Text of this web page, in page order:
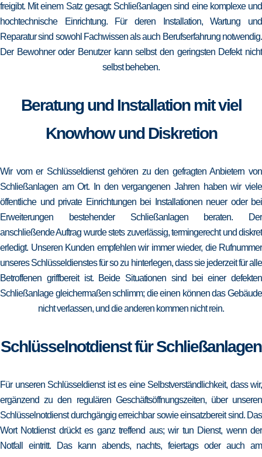
freigibt. Mit einem Satz gesagt: Schließanlagen sind eine komplexe und
hochtechnische Einrichtung. Für deren Installation, Wartung und
Reparatur sind sowohl Fachwissen als auch Berufserfahrung notwendig.
Der Bewohner oder Benutzer kann selbst den geringsten Defekt nicht
selbst beheben.
Beratung und Installation mit viel
Knowhow und Diskretion
Wir vom er Schlüsseldienst gehören zu den gefragten Anbietern von
Schließanlagen am Ort. In den vergangenen Jahren haben wir viele
öffentliche und private Einrichtungen bei Installationen neuer oder bei
Erweiterungen bestehender Schließanlagen beraten. Der
anschließende Auftrag wurde stets zuverlässig, termingerecht und diskret
erledigt. Unseren Kunden empfehlen wir immer wieder, die Rufnummer
unseres Schlüsseldienstes für so zu hinterlegen, dass sie jederzeit für alle
Betroffenen griffbereit ist. Beide Situationen sind bei einer defekten
Schließanlage gleichermaßen schlimm; die einen können das Gebäude
nicht verlassen, und die anderen kommen nicht rein.
Schlüsselnotdienst für Schließanlagen
Für unseren Schlüsseldienst ist es eine Selbstverständlichkeit, dass wir,
ergänzend zu den regulären Geschäftsöffnungszeiten, über unseren
Schlüsselnotdienst durchgängig erreichbar sowie einsatzbereit sind. Das
Wort Notdienst drückt es ganz treffend aus; wir tun Dienst, wenn der
Notfall eintritt. Das kann abends, nachts, feiertags oder auch am